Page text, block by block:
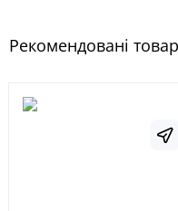
Рекомендовані